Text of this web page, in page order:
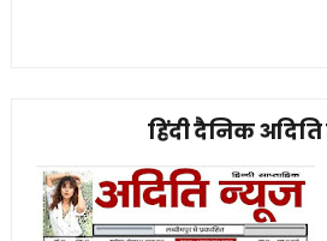
हिंदी दैनिक